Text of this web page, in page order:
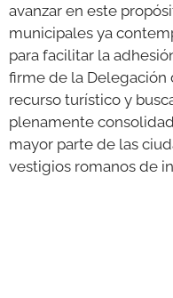
avanzar en este
municipales ya
para facilitar la
firme de la Delegación
recurso turístico y
plenamente
mayor parte de las
vestigios romanos de